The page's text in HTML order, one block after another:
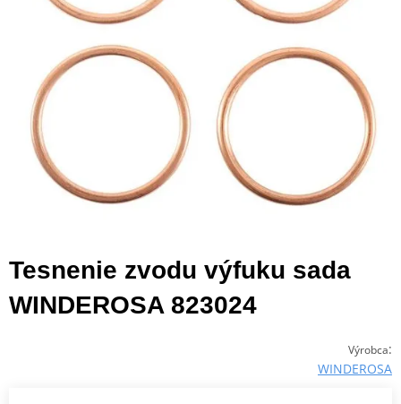
Tesnenie zvodu výfuku sada
WINDEROSA 823024
Výrobca:
WINDEROSA